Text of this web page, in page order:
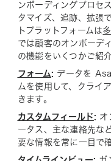
ンボーディングプロセ
タマイズ、追跡、拡張
トプラットフォームは
では顧客のオンボーデ
の機能をいくつかご紹
フォーム: データを
ムを使用して、クライ
きます。
カスタムフィールド: オ
ータス、主な連絡先な
要な情報を常に一目で